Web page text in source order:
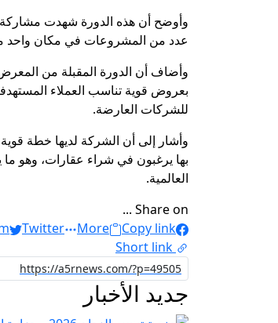
عدد من المشروعات في مكان واحد
وأضاف أن الدورة المقبلة من
بعروض قوية تناسب العملاء
للشركات العارضة.
بها يرغبون في شراء عقارات، وهو ما
العالمية.
Share on ...
Twitter More
Copy link
Short link
جديد الأخبار